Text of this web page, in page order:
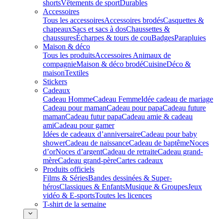
shortsVêtements de sportDurables
Accessoires
Tous les accessoiresAccessoires brodésCasquettes &
chapeauxSacs et sacs à dosChaussettes &
chaussuresÉcharpes & tours de couBadgesParapluies
Maison & déco
Tous les produitsAccessoires Animaux de
compagnieMaison & déco brodéCuisineDéco &
maisonTextiles
Stickers
Cadeaux
Cadeau HommeCadeau FemmeIdée cadeau de mariage​
Cadeau pour mamanCadeau pour papaCadeau future
mamanCadeau futur papaCadeau amie & cadeau
amiCadeau pour gamer
Idées de cadeaux d’anniversaireCadeau pour baby
showerCadeau de naissanceCadeau de baptêmeNoces
d’orNoces d’argentCadeau de retraiteCadeau grand-
mèreCadeau grand-pèreCartes cadeaux
Produits officiels
Films & SériesBandes dessinées & Super-
hérosClassiques & EnfantsMusique & GroupesJeux
vidéo & E-sportsToutes les licences
T-shirt de la semaine